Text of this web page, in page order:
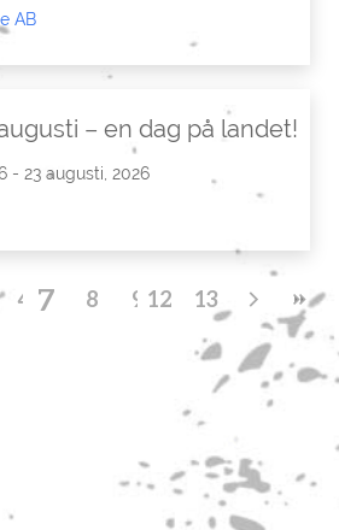
AB
– en dag på landet!
- 23 augusti, 2026
4 7 8 9 12 13